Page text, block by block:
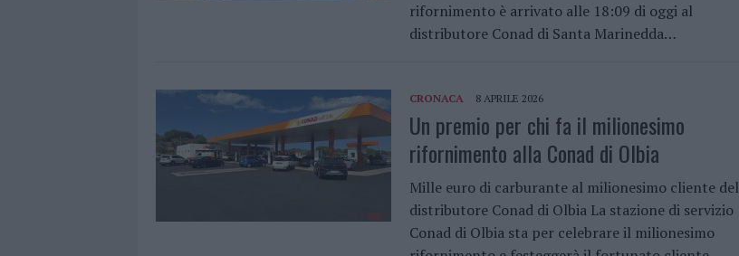
rifornimento è arrivato alle 18:09 di oggi al
distributore Conad di Santa Marinedda…
CRONACA 8 APRILE 2026
Un premio per chi fa il milionesimo
rifornimento alla Conad di Olbia
Mille euro di carburante al milionesimo cliente del
distributore Conad di Olbia La stazione di servizio
Conad di Olbia sta per celebrare il milionesimo